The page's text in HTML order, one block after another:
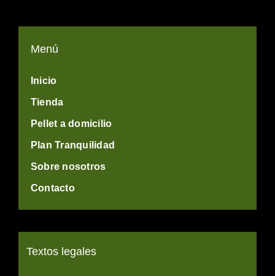
Menú
Inicio
Tienda
Pellet a domicilio
Plan Tranquilidad
Sobre nosotros
Contacto
Textos legales